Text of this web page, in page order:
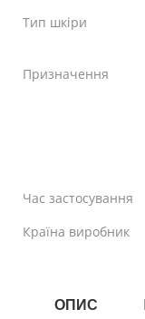
Тип шкіри
Призначення
Час застосування
Країна виробник
ОПИС